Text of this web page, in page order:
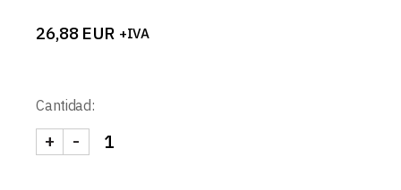
26,88 EUR +IVA
Cantidad:
SPOTMINI REDONDO BASIC Ø44mm
-
+